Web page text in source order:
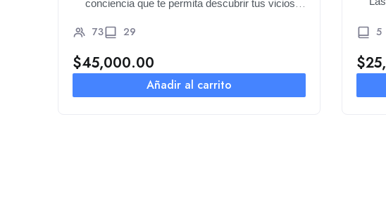
conciencia que te permita descubrir tus vicios
73 29
$45,000.00
Añadir al carrito
5
$